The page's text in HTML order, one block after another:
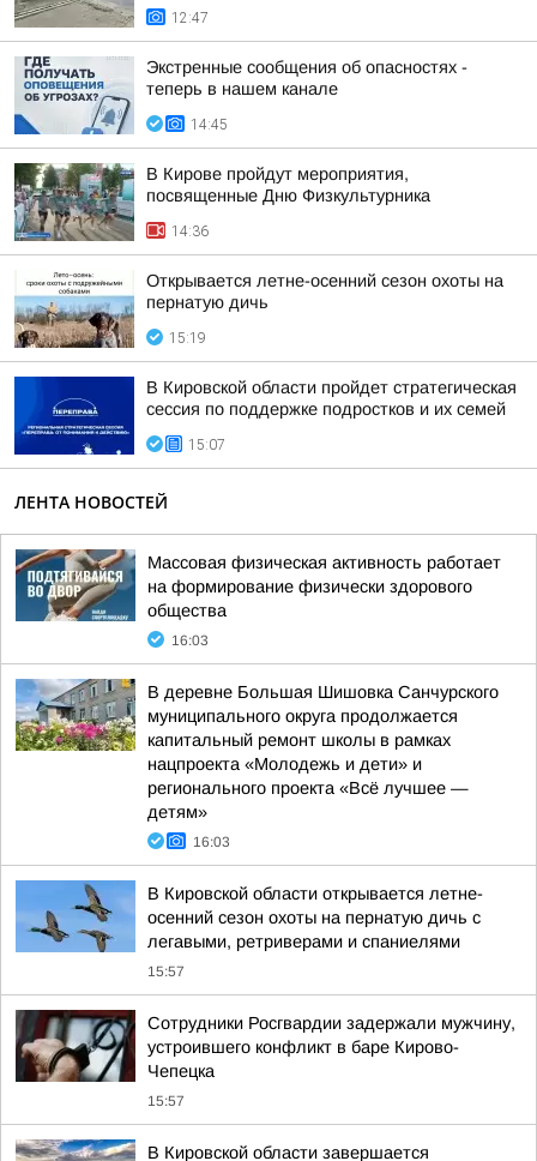
12:47
Экстренные сообщения об опасностях -
теперь в нашем канале
14:45
В Кирове пройдут мероприятия,
посвященные Дню Физкультурника
14:36
Открывается летне-осенний сезон охоты на
пернатую дичь
15:19
В Кировской области пройдет стратегическая
сессия по поддержке подростков и их семей
15:07
ЛЕНТА НОВОСТЕЙ
Массовая физическая активность работает
на формирование физически здорового
общества
16:03
В деревне Большая Шишовка Санчурского
муниципального округа продолжается
капитальный ремонт школы в рамках
нацпроекта «Молодежь и дети» и
регионального проекта «Всё лучшее —
детям»
16:03
В Кировской области открывается летне-
осенний сезон охоты на пернатую дичь с
легавыми, ретриверами и спаниелями
15:57
Сотрудники Росгвардии задержали мужчину,
устроившего конфликт в баре Кирово-
Чепецка
15:57
В Кировской области завершается